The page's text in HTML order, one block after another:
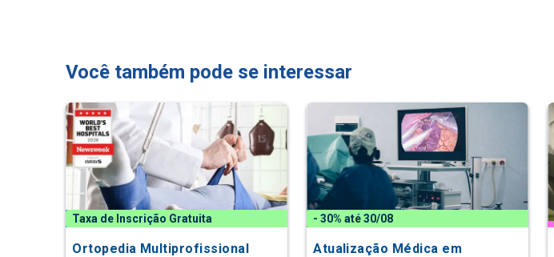
Você também pode se interessar
Taxa de Inscrição Gratuita
Ortopedia Multiprofissional
- 30% até 30/08
Atualização Médica em